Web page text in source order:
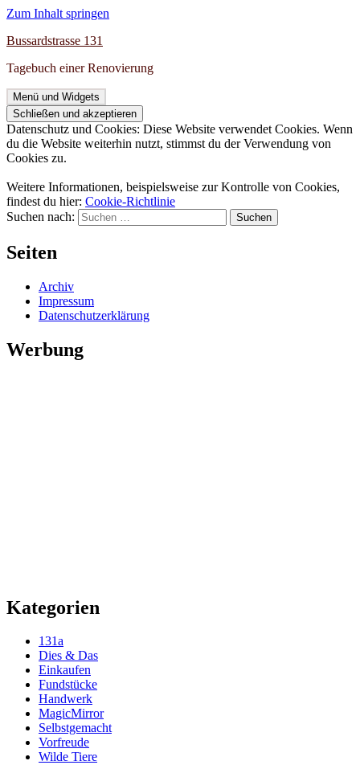
Zum Inhalt springen
Bussardstrasse 131
Tagebuch einer Renovierung
Menü und Widgets
Datenschutz und Cookies: Diese Website verwendet Cookies. Wenn
du die Website weiterhin nutzt, stimmst du der Verwendung von
Cookies zu.
Weitere Informationen, beispielsweise zur Kontrolle von Cookies,
findest du hier: Cookie-Richtlinie
Suchen nach:
Seiten
Archiv
Impressum
Datenschutzerklärung
Werbung
Kategorien
131a
Dies & Das
Einkaufen
Fundstücke
Handwerk
MagicMirror
Selbstgemacht
Vorfreude
Wilde Tiere